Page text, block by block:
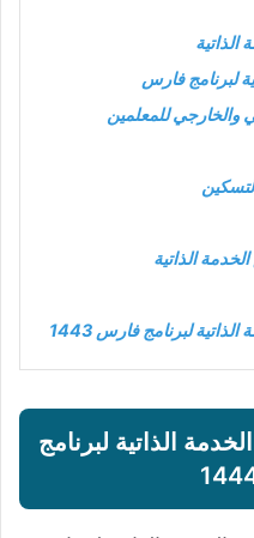
لبرنامج فارس
والخارجي للمعلمين
الذاتية
لبرنامج فارس 1443
الذاتية لبرنامج